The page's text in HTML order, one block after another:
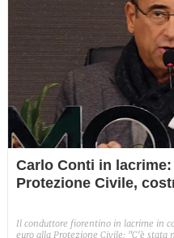
Carlo Conti in
Protezione Civile,
Il conduttore fiorentino in lacrime in
euro alla Protezione Civile: "C'è stata